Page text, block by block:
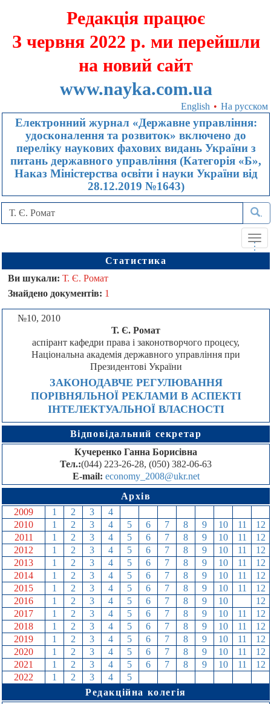
Редакція працює
З червня 2022 р. ми перейшли
на новий сайт
www.nayka.com.ua
English • На русском
Електронний журнал «Державне управління:
удосконалення та розвиток» включено до
переліку наукових фахових видань України з
питань державного управління (Категорія «Б»,
Наказ Міністерства освіти і науки України від
28.12.2019 №1643)
...
Статистика
Ви шукали: Т. Є. Ромат
Знайдено документів: 1
№10, 2010
Т. Є. Ромат
аспірант кафедри права і законотворчого процесу,
Національна академія державного управління при
Президентові України
ЗАКОНОДАВЧЕ РЕГУЛЮВАННЯ
ПОРІВНЯЛЬНОЇ РЕКЛАМИ В АСПЕКТІ
ІНТЕЛЕКТУАЛЬНОЇ ВЛАСНОСТІ
Відповідальний секретар
Кучеренко Ганна Борисівна
Тел.:(044) 223-26-28, (050) 382-06-63
E-mail: economy_2008@ukr.net
Архів
2009
1 2 3 4
2010
1 2 3 4 5 6 7 8 9 10 11
12
2011
1 2 3 4 5 6 7 8 9 10 11
12
2012
1 2 3 4 5 6 7 8 9 10 11
12
2013
1 2 3 4 5 6 7 8 9 10 11
12
2014
1 2 3 4 5 6 7 8 9 10 11
12
2015
1 2 3 4 5 6 7 8 9 10 11
12
2016
1 2 3 4 5 6 7 8 9 10
12
2017
1 2 3 4 5 6 7 8 9 10 11
12
2018
1 2 3 4 5 6 7 8 9 10 11
12
2019
1 2 3 4 5 6 7 8 9 10 11
12
2020
1 2 3 4 5 6 7 8 9 10 11
12
2021
1 2 3 4 5 6 7 8 9 10 11
12
2022
1 2 3 4 5
Редакційна колегія